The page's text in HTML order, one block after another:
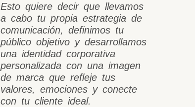
Esto quiere decir que llevamos
a cabo tu propia estrategia de
comunicación, definimos tu
público objetivo y desarrollamos
una identidad corporativa
personalizada con una imagen
de marca que refleje tus
valores, emociones y conecte
con tu cliente ideal.